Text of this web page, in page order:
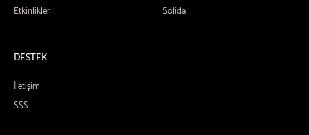
Etkinlikler
Solida
DESTEK
İletişim
SSS